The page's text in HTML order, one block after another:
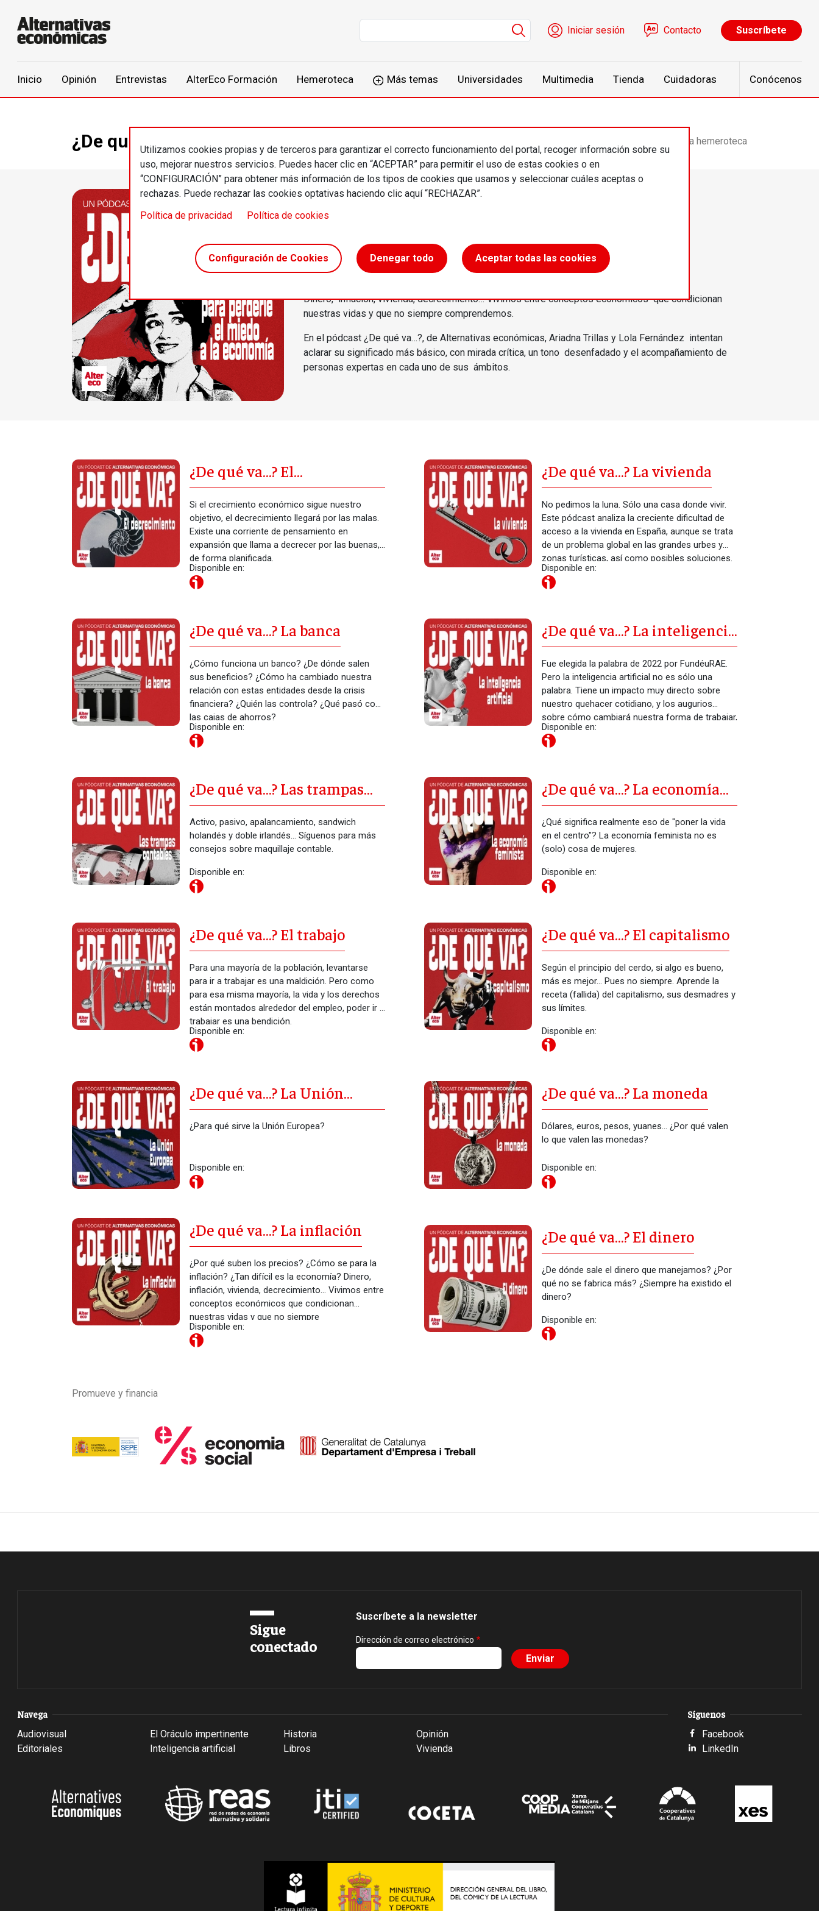
Menú de cuenta de usuario
Iniciar sesión Contacto Suscríbete
Inicio Opinión Entrevistas AlterEco Formación Hemeroteca Más temas Universidades Multimedia Tienda Cuidadoras Conócenos
Utilizamos cookies propias y de terceros para garantizar el correcto funcionamiento del portal, recoger información sobre su
uso, mejorar nuestros servicios. Puedes hacer clic en “ACEPTAR” para permitir el uso de estas cookies o en
“CONFIGURACIÓN” para obtener más información de los tipos de cookies que usamos y seleccionar cuáles aceptas o
rechazas. Puede rechazar las cookies optativas haciendo clic aquí “RECHAZAR”.
Política de privacidad
Política de cookies
Configuración de Cookies Denegar todo Aceptar todas las cookies
¿De qué va? Volver a hemeroteca
¿DE QUÉ VAS?
¿Tan difícil es la economía?
Dinero, inflación, vivienda, decrecimiento… Vivimos entre conceptos económicos que condicionan
nuestras vidas y que no siempre comprendemos.
En el pódcast ¿De qué va…?, de Alternativas económicas, Ariadna Trillas y Lola Fernández intentan
aclarar su significado más básico, con mirada crítica, un tono desenfadado y el acompañamiento de
personas expertas en cada uno de sus ámbitos.
¿De qué va…? El
decrecimiento
Si el crecimiento económico sigue nuestro
objetivo, el decrecimiento llegará por las malas.
Existe una corriente de pensamiento en
expansión que llama a decrecer por las buenas,
de forma planificada.
Disponible en:
¿De qué va…? La vivienda
No pedimos la luna. Sólo una casa donde vivir.
Este pódcast analiza la creciente dificultad de
acceso a la vivienda en España, aunque se trata
de un problema global en las grandes urbes y
zonas turísticas, así como posibles soluciones.
Disponible en:
¿De qué va…? La banca
¿Cómo funciona un banco? ¿De dónde salen
sus beneficios? ¿Cómo ha cambiado nuestra
relación con estas entidades desde la crisis
financiera? ¿Quién las controla? ¿Qué pasó con
las cajas de ahorros?
Disponible en:
¿De qué va…? La inteligencia
artificial
Fue elegida la palabra de 2022 por FundéuRAE.
Pero la inteligencia artificial no es sólo una
palabra. Tiene un impacto muy directo sobre
nuestro quehacer cotidiano, y los augurios
sobre cómo cambiará nuestra forma de trabajar,
relacionarnos y, en definitiva, de vivir, son
infinitos. ¿Qué hay detrás de la IA y del mundo
Disponible en:
¿De qué va…? Las trampas
contables
Activo, pasivo, apalancamiento, sandwich
holandés y doble irlandés... Síguenos para más
consejos sobre maquillaje contable.
Disponible en:
¿De qué va…? La economía
feminista
¿Qué significa realmente eso de "poner la vida
en el centro"? La economía feminista no es
(solo) cosa de mujeres.
Disponible en:
¿De qué va…? El trabajo
Para una mayoría de la población, levantarse
para ir a trabajar es una maldición. Pero como
para esa misma mayoría, la vida y los derechos
están montados alrededor del empleo, poder ir a
trabajar es una bendición.
Disponible en:
¿De qué va…? El capitalismo
Según el principio del cerdo, si algo es bueno,
más es mejor... Pues no siempre. Aprende la
receta (fallida) del capitalismo, sus desmadres y
sus límites.
Disponible en:
¿De qué va…? La Unión
Europea
¿Para qué sirve la Unión Europea?
Disponible en:
¿De qué va…? La moneda
Dólares, euros, pesos, yuanes… ¿Por qué valen
lo que valen las monedas?
Disponible en:
¿De qué va…? La inflación
¿Por qué suben los precios? ¿Cómo se para la
inflación? ¿Tan difícil es la economía? Dinero,
inflación, vivienda, decrecimiento… Vivimos entre
conceptos económicos que condicionan
nuestras vidas y que no siempre
comprendemos.
Disponible en:
¿De qué va…? El dinero
¿De dónde sale el dinero que manejamos? ¿Por
qué no se fabrica más? ¿Siempre ha existido el
dinero?
Disponible en:
Promueve y financia
Imagen Imagen
Sigue
conectado
Suscríbete a la newsletter
Dirección de correo electrónico
Navega
Audiovisual
Editoriales
El Oráculo impertinente
Inteligencia artificial
Historia
Libros
Opinión
Vivienda
Síguenos
Facebook
LinkedIn